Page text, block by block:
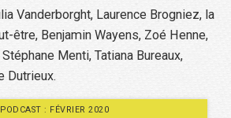
Vanderborght, Laurence Brogniez, la
être, Benjamin Wayens, Zoé Henne,
Menti, Tatiana Bureaux,
Dutrieux.
PODCAST : FÉVRIER 2020